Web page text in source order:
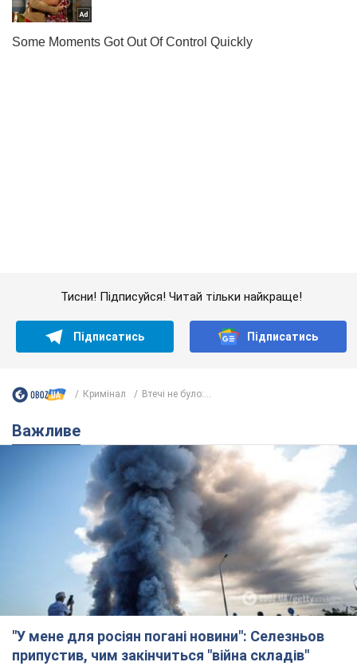
припустив, чим закінчиться "війна складів"
Москва може стати "островом" і зануритися в темряву,
спрогнозував військовий експерт
59,3 т.
Банки "готуються" до нового курсу
долара: українцям розповіли, чого
Яким буде курс валюти в обмінниках
9 часов назад 114,6 т.